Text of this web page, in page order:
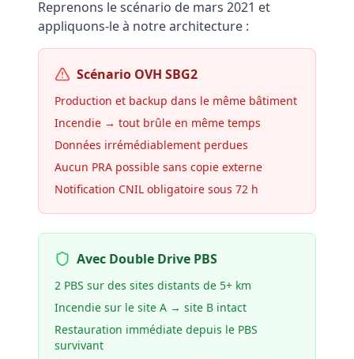
Reprenons le scénario de mars 2021 et
appliquons-le à notre architecture :
Scénario OVH SBG2
Production et backup dans le même bâtiment
Incendie → tout brûle en même temps
Données irrémédiablement perdues
Aucun PRA possible sans copie externe
Notification CNIL obligatoire sous 72 h
Avec Double Drive PBS
2 PBS sur des sites distants de 5+ km
Incendie sur le site A → site B intact
Restauration immédiate depuis le PBS
survivant